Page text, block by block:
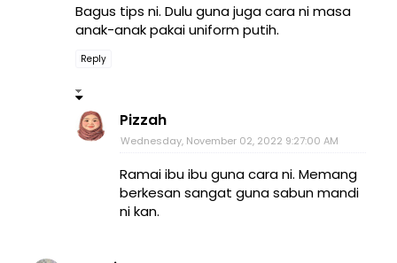
Bagus tips ni. Dulu guna juga cara ni masa
anak-anak pakai uniform putih.
Reply
Pizzah
Wednesday, November 02, 2022 9:27:00 AM
Ramai ibu ibu guna cara ni. Memang
berkesan sangat guna sabun mandi
ni kan.